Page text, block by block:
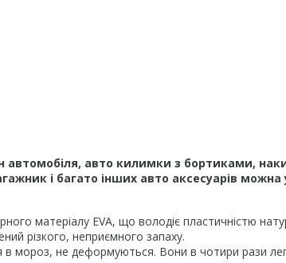
авто килимки з бортиками,
і багато інших авто аксесуарів
матеріалу EVA, що володіє пластичністю
різкого, неприємного запаху.
мороз, не деформуються. Вони в чотири рази